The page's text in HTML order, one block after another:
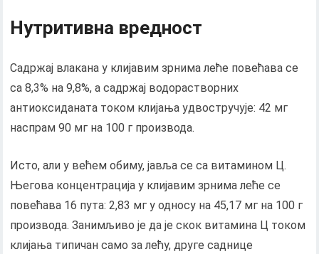
Нутритивна вредност
Садржај влакана у клијавим зрнима леће повећава се
са 8,3% на 9,8%, а садржај водорастворних
антиоксиданата током клијања удвостручује: 42 мг
наспрам 90 мг на 100 г производа.
Исто, али у већем обиму, јавља се са витамином Ц.
Његова концентрација у клијавим зрнима леће се
повећава 16 пута: 2,83 мг у односу на 45,17 мг на 100 г
производа. Занимљиво је да је скок витамина Ц током
клијања типичан само за лећу, друге саднице